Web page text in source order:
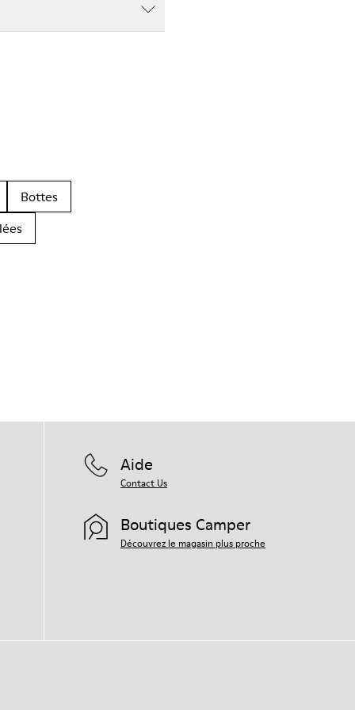
Bottes
Aide
Contact Us
Boutiques Camper
Découvrez le magasin plus proche